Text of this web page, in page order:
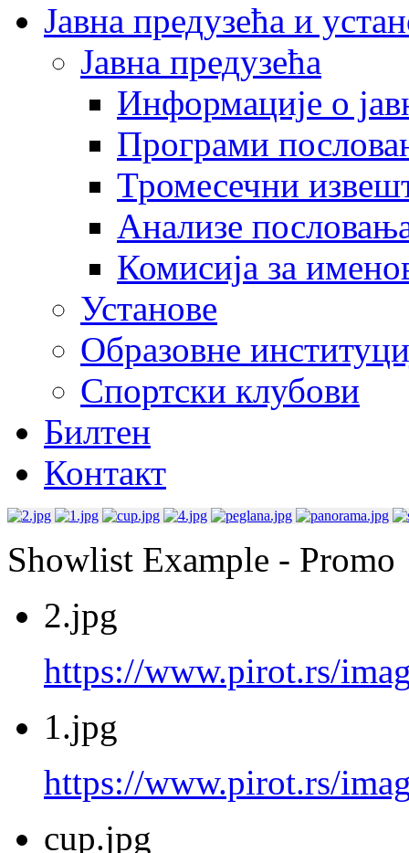
Јавна предузећа и
Јавна предузећа
Информације о
Програми
Тромесечни
Анализе
Комисија за
Установе
Образовне
Спортски клубови
Билтен
Контакт
Showlist Example - Promo
2.jpg
https://www.pirot.rs/
1.jpg
https://www.pirot.rs/
cup.jpg